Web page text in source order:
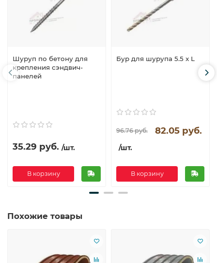
Шуруп по бетону для
крепления сэндвич-
панелей
35.29 руб. /шт.
В корзину
Бур для шурупа 5.5 x L
96.76 руб. 82.05 руб.
/шт.
В корзину
Похожие товары